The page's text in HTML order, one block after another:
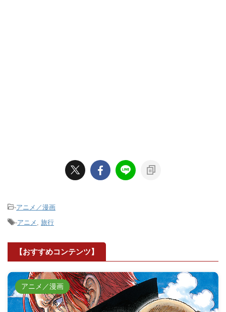
-アニメ／漫画
-アニメ , 旅行
【おすすめコンテンツ】
アニメ／漫画